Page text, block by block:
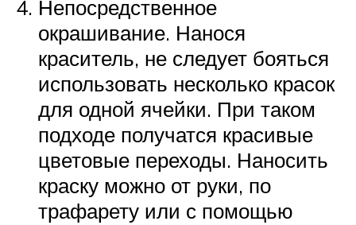
Непосредственное
окрашивание. Нанося
краситель, не следует бояться
использовать несколько красок
для одной ячейки. При таком
подходе получатся красивые
цветовые переходы. Наносить
краску можно от руки, по
трафарету или с помощью